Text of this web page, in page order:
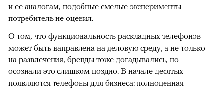
и ее аналогам, подобные смелые эксперименты
потребитель не оценил.
О том, что функциональность раскладных телефонов
может быть направлена на деловую среду, а не только
на развлечения, бренды тоже догадывались, но
осознали это слишком поздно. В начале десятых
появляются телефоны для бизнеса: полноценная